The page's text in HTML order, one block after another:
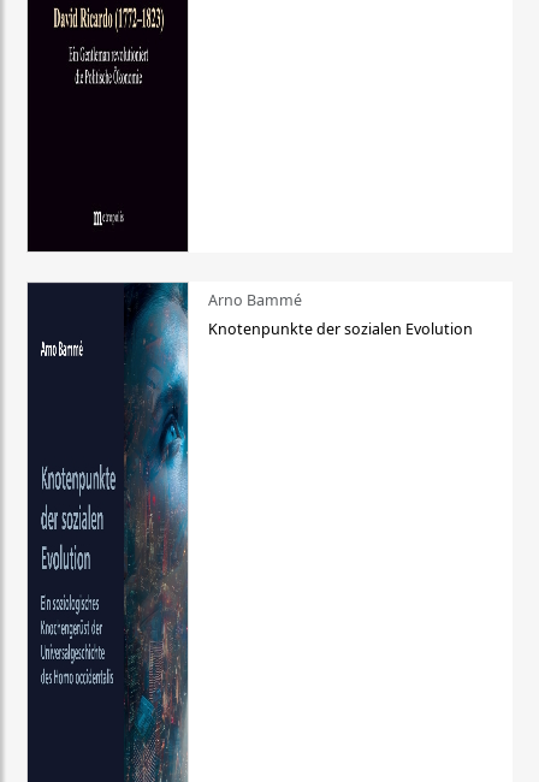
Arno Bammé
Knotenpunkte der sozialen Evolution